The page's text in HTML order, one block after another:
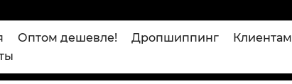
Оптом дешевле! Дропшиппинг Клиентам